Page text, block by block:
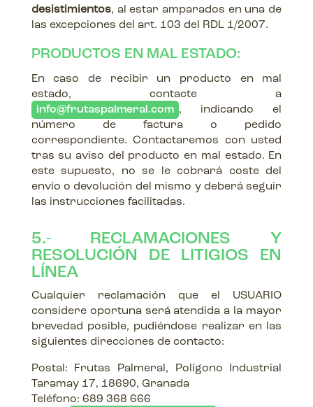
desistimientos, al estar amparados en una de
las excepciones del art. 103 del RDL 1/2007.
PRODUCTOS EN MAL ESTADO:
En caso de recibir un producto en mal
estado, contacte a
info@frutaspalmeral.com , indicando el
número de factura o pedido
correspondiente. Contactaremos con usted
tras su aviso del producto en mal estado. En
este supuesto, no se le cobrará coste del
envío o devolución del mismo y deberá seguir
las instrucciones facilitadas.
5.- RECLAMACIONES Y
RESOLUCIÓN DE LITIGIOS EN
LÍNEA
Cualquier reclamación que el USUARIO
considere oportuna será atendida a la mayor
brevedad posible, pudiéndose realizar en las
siguientes direcciones de contacto:
Postal: Frutas Palmeral, Polígono Industrial
Taramay 17, 18690, Granada
Teléfono: 689 368 666